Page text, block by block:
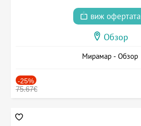
виж офертата
Обзор
Мирамар - Обзор
-25%
75.67€